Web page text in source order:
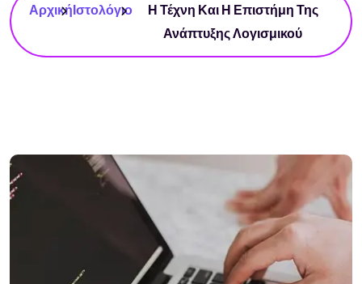
ΑρχικήΙστολόγιο
Η Τέχνη Και Η Επιστήμη Της
Ανάπτυξης Λογισμικού